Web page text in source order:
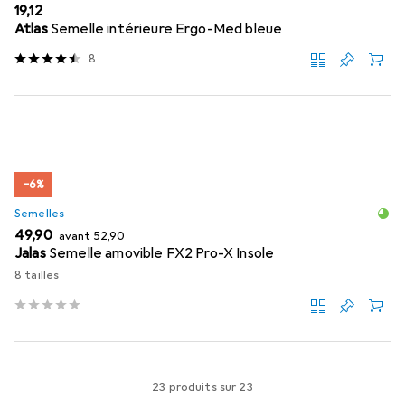
EUR
19,12
Atlas Semelle intérieure Ergo-Med bleue
8
−6%
Semelles
EUR
49,90 avant EUR
52,90
Jalas Semelle amovible FX2 Pro-X Insole
8 tailles
23 produits sur 23